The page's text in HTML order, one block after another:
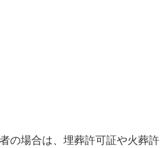
の場合は、埋葬許可証や火葬許